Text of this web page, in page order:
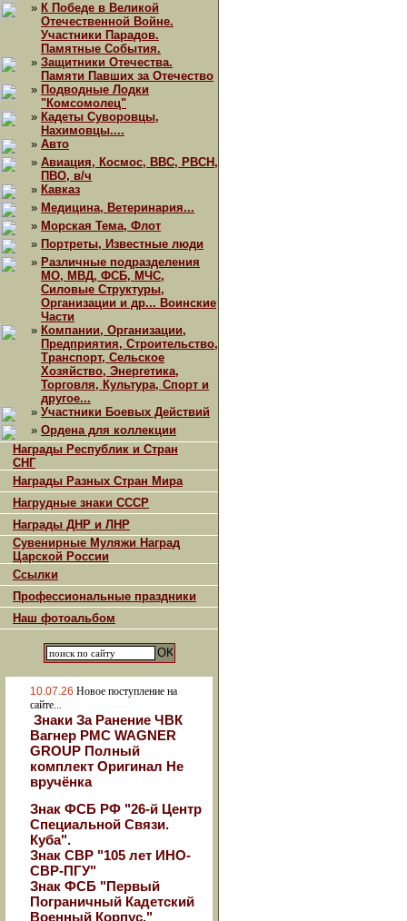
» К Победе в Великой
Отечественной Войне.
Участники Парадов.
Памятные События.
» Защитники Отечества.
Памяти Павших за Отечество
» Подводные Лодки
"Комсомолец"
» Кадеты Суворовцы,
Нахимовцы....
» Авто
» Авиация, Космос, ВВС, РВСН,
ПВО, в/ч
» Кавказ
» Медицина, Ветеринария...
» Морская Тема, Флот
» Портреты, Известные люди
» Различные подразделения
МО, МВД, ФСБ, МЧС,
Силовые Структуры,
Организации и др... Воинские
Части
» Компании, Организации,
Предприятия, Строительство,
Транспорт, Сельское
Хозяйство, Энергетика,
Торговля, Культура, Спорт и
другое...
» Участники Боевых Действий
» Ордена для коллекции
Награды Республик и Стран
СНГ
Награды Разных Стран Мира
Нагрудные знаки СССР
Награды ДНР и ЛНР
Сувенирные Муляжи Наград
Царской России
Ссылки
Профессиональные праздники
Наш фотоальбом
10.07.26 Новое поступление на
сайте...
Знаки За Ранение ЧВК
Вагнер РМС WAGNER
GROUP Полный
комплект Оригинал Не
вручёнка
Знак ФСБ РФ "26-й Центр
Специальной Связи.
Куба".
Знак СВР "105 лет ИНО-
СВР-ПГУ"
Знак ФСБ "Первый
Пограничный Кадетский
Военный Корпус."